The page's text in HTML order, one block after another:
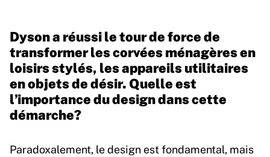
Dyson a réussi le tour de force de
transformer les corvées ménagères en
loisirs stylés, les appareils utilitaires
en objets de désir. Quelle est
l’importance du design dans cette
démarche?
Paradoxalement, le design est fondamental, mais